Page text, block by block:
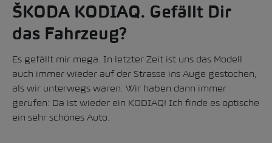
ŠKODA KODIAQ. Gefällt Dir
das Fahrzeug?
Es gefällt mir mega. In letzter Zeit ist uns das Modell
auch immer wieder auf der Strasse ins Auge gestochen,
als wir unterwegs waren. Wir haben dann immer
gerufen: Da ist wieder ein KODIAQ! Ich finde es optische
ein sehr schönes Auto.